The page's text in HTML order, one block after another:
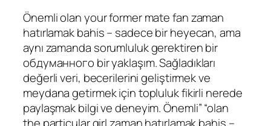
Önemli olan your former mate fan zaman
hatırlamak bahis – sadece bir heyecan, ama
aynı zamanda sorumluluk gerektiren bir
обдуманного bir yaklaşım. Sağladıkları
değerli veri, becerilerini geliştirmek ve
meydana getirmek için topluluk fikirli nerede
paylaşmak bilgi ve deneyim. Önemli” “olan